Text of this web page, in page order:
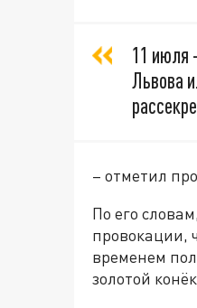
11 июля
Львова
– отметил
По его
провокации,
временем
золотой